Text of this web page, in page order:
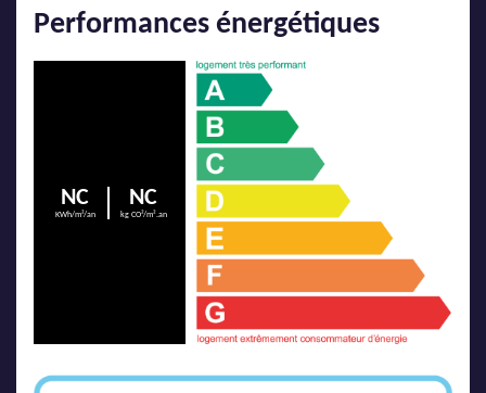
Performances énergétiques
NC
KWh/m²/an
NC
kg CO²/m².an